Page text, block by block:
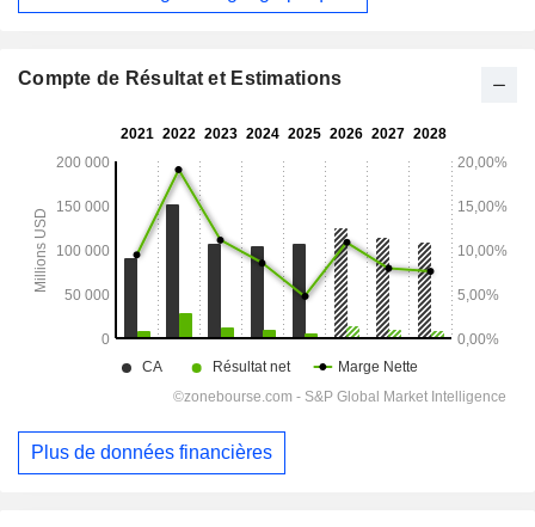
Compte de Résultat et Estimations
Plus de données financières